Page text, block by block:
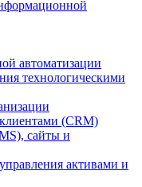
автоматизации
технологическими
(CRM)
сайты и
активами и